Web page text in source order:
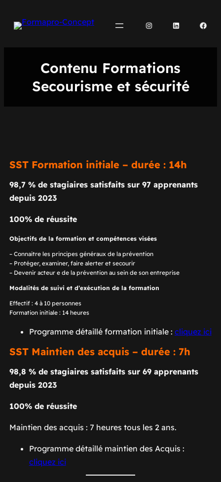
InstagramLinkedIn
Contenu Formations
Secourisme et sécurité
SST Formation initiale – durée : 14h
98,7 % de stagiaires satisfaits sur 97 apprenants
depuis 2023
100% de réussite
Objectifs de la formation et compétences visées
– Connaitre les principes généraux de la prévention
– Protéger, examiner, faire alerter et secourir
– Devenir acteur e de la prévention au sein de son entreprise
Modalités de suivi et d’exécution de la formation
Effectif : 4 à 10 personnes
Formation initiale : 14 heures
Programme détaillé formation initiale : cliquez ici
SST Maintien des acquis – durée : 7h
98,8 % de stagiaires satisfaits sur 69 apprenants
depuis 2023
100% de réussite
Maintien des acquis : 7 heures tous les 2 ans.
Programme détaillé maintien des Acquis :
cliquez ici